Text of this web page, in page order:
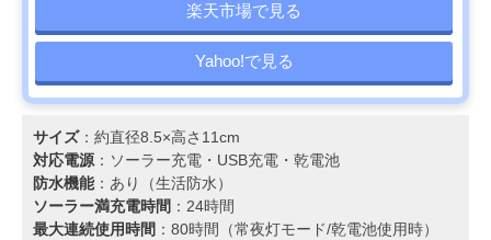
楽天市場で見る
Yahoo!で見る
サイズ：約直径8.5×高さ11cm
対応電源：ソーラー充電・‎USB充電・乾電池
防水機能：あり（生活防水）
ソーラー満充電時間 ：24時間
最大連続使用時間 ：80時間（常夜灯モード/乾電池使用時）